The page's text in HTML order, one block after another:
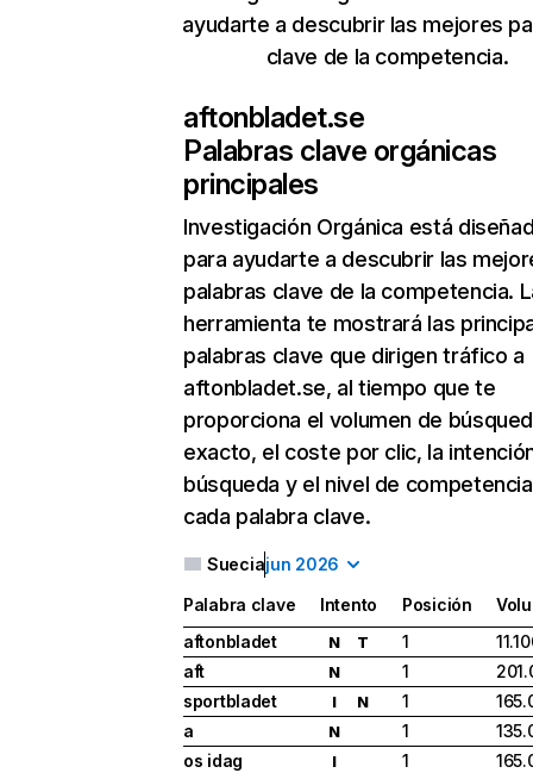
ayudarte a descubrir las mejores
clave de la competencia.
aftonbladet.se
Palabras clave orgánicas
principales
Investigación Orgánica está
para ayudarte a descubrir las
palabras clave de la competencia.
herramienta te mostrará las
palabras clave que dirigen tráfico a
aftonbladet.se, al tiempo que te
proporciona el volumen de
exacto, el coste por clic, la
búsqueda y el nivel de
cada palabra clave.
Sueciajun 2026
Palabra clave Intento Posición
aftonbladet
N T 1
aft
N 1
sportbladet
I N 1
a
N 1
os idag
I 1